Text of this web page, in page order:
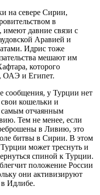
на севере Сирии,
в
давние связи с
Аравией и
Идрис тоже
мешают им
которого
ОАЭ и Египет.
сообщения, у Турции нет
кошельки и
самым отчаянным
Тем не менее, если
в Ливию, это
битвы в Сирии. В этом
может треснуть и
спиной к Турции.
положение России
они активизируют
Идлибе.